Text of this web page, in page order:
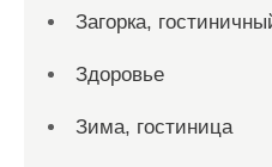
Загорка,
Здоровье
Зима, гостиница